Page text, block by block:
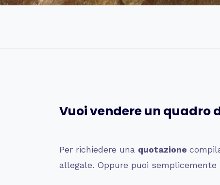
Vuoi vendere un quadro
Per richiedere una quotazione
allegale. Oppure puoi